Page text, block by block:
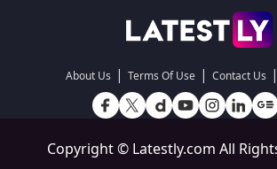
About Us | Terms Of Use | Contact Us |
Copyright © Latestly.com All